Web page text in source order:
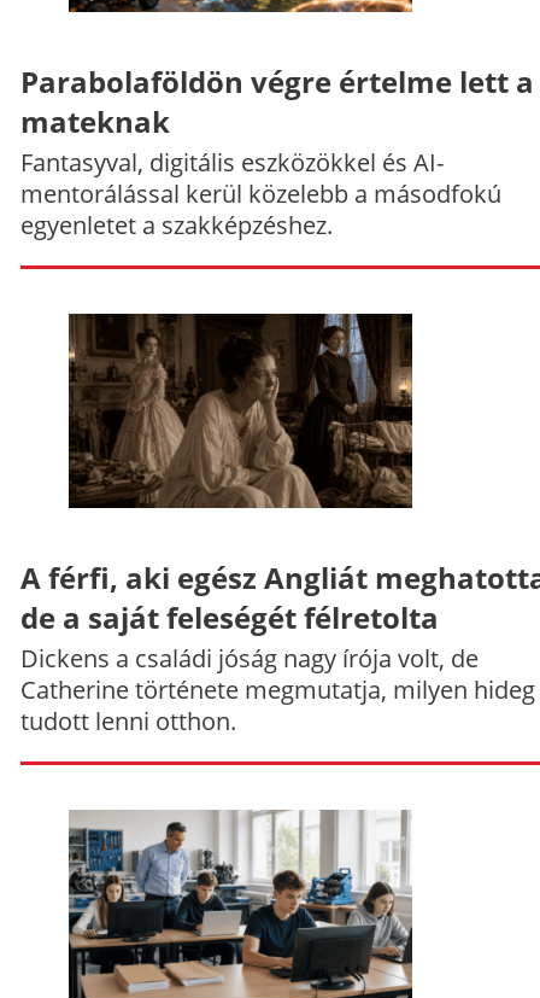
Parabolaföldön végre értelme lett a
mateknak
Fantasyval, digitális eszközökkel és AI-
mentorálással kerül közelebb a másodfokú
egyenletet a szakképzéshez.
A férfi, aki egész Angliát
de a saját feleségét félretolta
Dickens a családi jóság nagy írója volt, de
Catherine története megmutatja, milyen hideg
tudott lenni otthon.